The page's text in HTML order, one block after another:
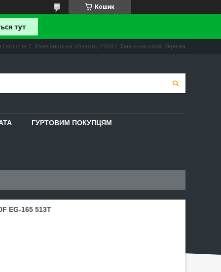
Кошик
Геологів 2, Хмельницька область, 29004, Хмельницький, Україна
ГУРТОВИМ ПОКУПЦЯМ
EG-165 513T